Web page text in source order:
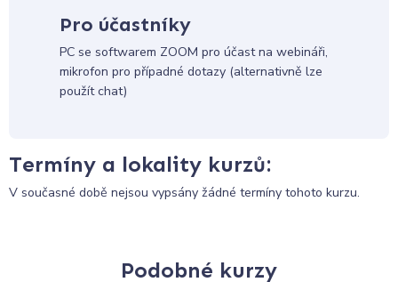
Pro účastníky
PC se softwarem ZOOM pro účast na webináři,
mikrofon pro případné dotazy (alternativně lze
použít chat)
Termíny a lokality kurzů:
V současné době nejsou vypsány žádné termíny tohoto kurzu.
Podobné kurzy